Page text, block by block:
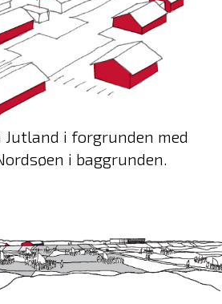
Jutland i forgrunden med
i baggrunden.